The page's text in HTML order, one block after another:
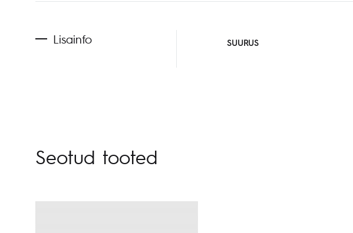
Lisainfo SUURUS
Seotud tooted